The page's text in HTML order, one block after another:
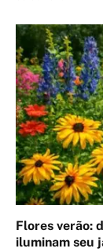
Flores verão:
iluminam seu